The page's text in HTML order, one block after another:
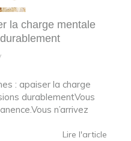
la charge mentale
: apaiser la charge
durablementVous
n’arrivez
Lire l'article